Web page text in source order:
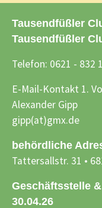
Tausendfüßler
Tausendfüßler
Telefon: 0621 - 832
E-Mail-Kontakt 1.
Alexander Gipp
gipp(at)gmx.de
behördliche
Tattersallstr. 31 •
Geschäftsstelle
30.04.26